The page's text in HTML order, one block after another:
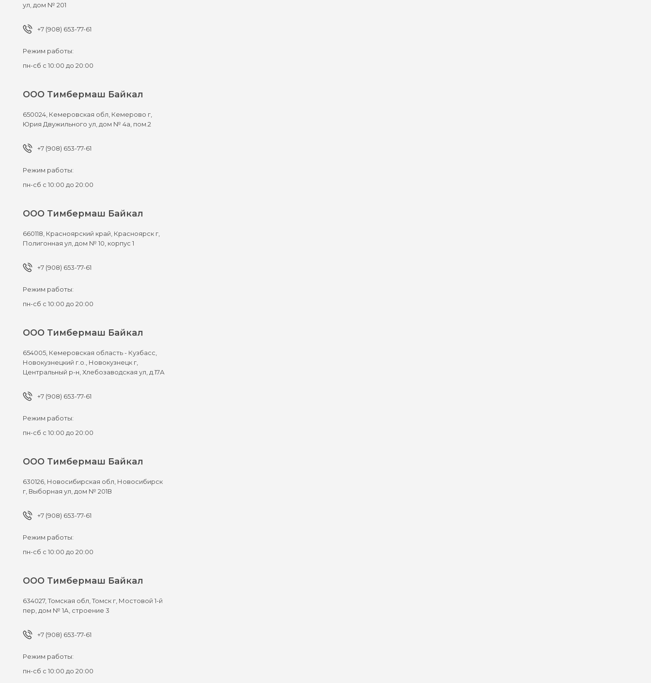
ул, дом № 201
+7 (908) 653-77-61
Режим работы:
пн-сб с 10:00 до 20:00
ООО Тимбермаш Байкал
650024, Кемеровская обл, Кемерово г,
Юрия Двужильного ул, дом № 4а, пом.2
+7 (908) 653-77-61
Режим работы:
пн-сб с 10:00 до 20:00
ООО Тимбермаш Байкал
660118, Красноярский край, Красноярск г,
Полигонная ул, дом № 10, корпус 1
+7 (908) 653-77-61
Режим работы:
пн-сб с 10:00 до 20:00
ООО Тимбермаш Байкал
654005, Кемеровская область - Кузбасс,
Новокузнецкий г.о., Новокузнецк г,
Центральный р-н, Хлебозаводская ул, д.17А
+7 (908) 653-77-61
Режим работы:
пн-сб с 10:00 до 20:00
ООО Тимбермаш Байкал
630126, Новосибирская обл, Новосибирск
г, Выборная ул, дом № 201В
+7 (908) 653-77-61
Режим работы:
пн-сб с 10:00 до 20:00
ООО Тимбермаш Байкал
634027,Томская обл, Томск г, Мостовой 1-й
пер, дом № 1А, строение 3
+7 (908) 653-77-61
Режим работы:
пн-сб с 10:00 до 20:00